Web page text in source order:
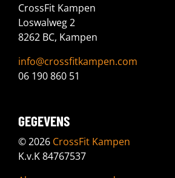
CrossFit Kampen
Loswalweg 2
8262 BC, Kampen
info@crossfitkampen.com
06 190 860 51
GEGEVENS
© 2026 CrossFit Kampen
K.v.K 84767537